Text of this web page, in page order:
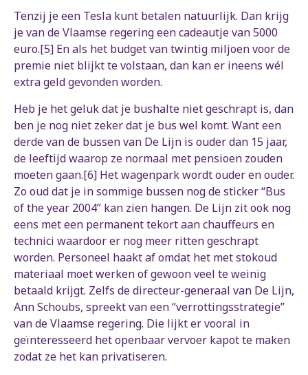
Tenzij je een Tesla kunt betalen natuurlijk. Dan krijg
je van de Vlaamse regering een cadeautje van 5000
euro.[5] En als het budget van twintig miljoen voor de
premie niet blijkt te volstaan, dan kan er ineens wél
extra geld gevonden worden.
Heb je het geluk dat je bushalte niet geschrapt is, dan
ben je nog niet zeker dat je bus wel komt. Want een
derde van de bussen van De Lijn is ouder dan 15 jaar,
de leeftijd waarop ze normaal met pensioen zouden
moeten gaan.[6] Het wagenpark wordt ouder en ouder.
Zo oud dat je in sommige bussen nog de sticker “Bus
of the year 2004” kan zien hangen. De Lijn zit ook nog
eens met een permanent tekort aan chauffeurs en
technici waardoor er nog meer ritten geschrapt
worden. Personeel haakt af omdat het met stokoud
materiaal moet werken of gewoon veel te weinig
betaald krijgt. Zelfs de directeur-generaal van De Lijn,
Ann Schoubs, spreekt van een “verrottingsstrategie”
van de Vlaamse regering. Die lijkt er vooral in
geïnteresseerd het openbaar vervoer kapot te maken
zodat ze het kan privatiseren.